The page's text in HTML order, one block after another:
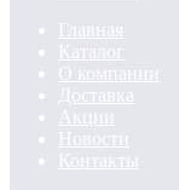
Главная
Каталог
О компании
Доставка
Акции
Новости
Контакты